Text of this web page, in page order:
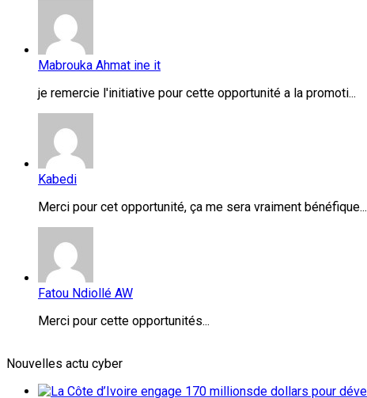
Mabrouka Ahmat ine it
je remercie l'initiative pour cette opportunité a la promoti...
Kabedi
Merci pour cet opportunité, ça me sera vraiment bénéfique...
Fatou Ndiollé AW
Merci pour cette opportunités...
Nouvelles actu cyber